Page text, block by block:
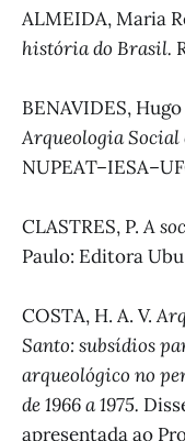
ALMEIDA, Maria
história do Brasil.
BENAVIDES, Hugo
Arqueologia
CLASTRES, P.A
Paulo: Editora
COSTA, H. A. V.
Santo: subsídios
arqueológico no
de 1966 a 1975.
apresentada ao